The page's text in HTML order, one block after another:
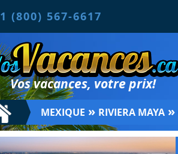
1 (800) 567-6617
Vos vacances, votre prix!
MEXIQUE » RIVIERA MAYA »